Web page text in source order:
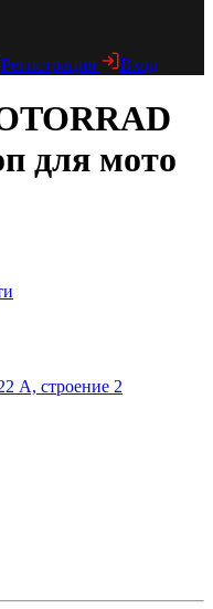
Регистрация Вход
для мото
А, строение 2